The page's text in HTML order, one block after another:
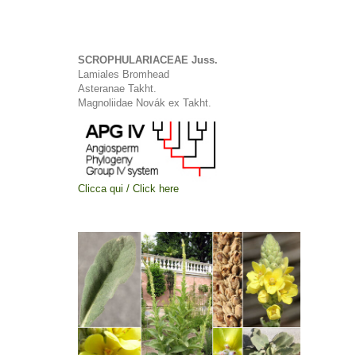
SCROPHULARIACEAE Juss.
Lamiales Bromhead
Asteranae Takht.
Magnoliidae Novák ex Takht.
Clicca qui / Click here